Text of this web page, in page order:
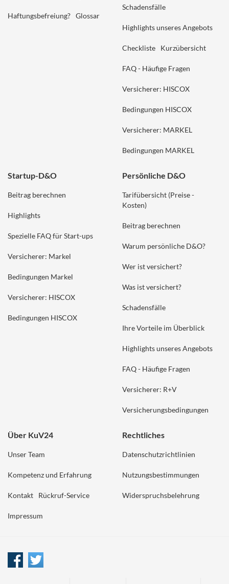
Haftungsbefreiung? Glossar
Schadensfälle
Highlights unseres Angebots
Checkliste Kurzübersicht
FAQ - Häufige Fragen
Versicherer: HISCOX
Bedingungen HISCOX
Versicherer: MARKEL
Bedingungen MARKEL
Startup-D&O
Beitrag berechnen
Highlights
Spezielle FAQ für Start-ups
Versicherer: Markel
Bedingungen Markel
Versicherer: HISCOX
Bedingungen HISCOX
Persönliche D&O
Tarifübersicht (Preise -
Kosten)
Beitrag berechnen
Warum persönliche D&O?
Wer ist versichert?
Was ist versichert?
Schadensfälle
Ihre Vorteile im Überblick
Highlights unseres Angebots
FAQ - Häufige Fragen
Versicherer: R+V
Versicherungsbedingungen
Über KuV24
Unser Team
Kompetenz und Erfahrung
Kontakt Rückruf-Service
Impressum
Rechtliches
Datenschutzrichtlinien
Nutzungsbestimmungen
Widerspruchsbelehrung